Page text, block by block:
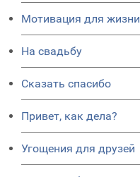
Мотивация для жизни
На свадьбу
Сказать спасибо
Привет, как дела?
Угощения для друзей